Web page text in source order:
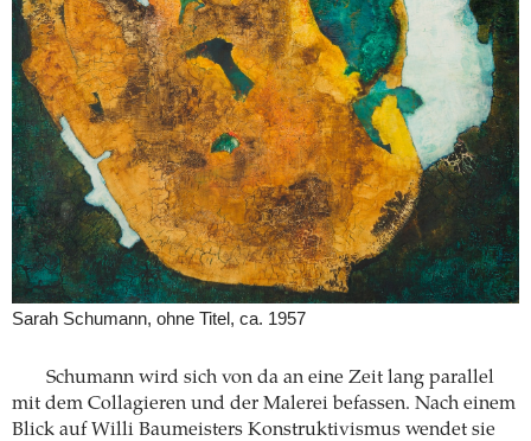
Sarah Schumann, ohne Titel, ca. 1957
Schumann wird sich von da an eine Zeit lang parallel
mit dem Collagieren und der Malerei befassen. Nach einem
Blick auf Willi Baumeisters Konstruktivismus wendet sie